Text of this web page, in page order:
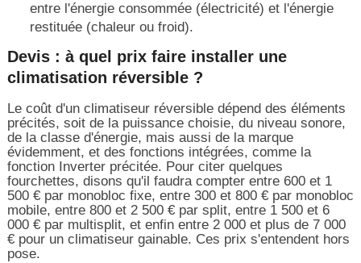
entre l'énergie consommée (électricité) et l'énergie
restituée (chaleur ou froid).
Devis : à quel prix faire installer une
climatisation réversible ?
Le coût d'un climatiseur réversible dépend des éléments
précités, soit de la puissance choisie, du niveau sonore,
de la classe d'énergie, mais aussi de la marque
évidemment, et des fonctions intégrées, comme la
fonction Inverter précitée. Pour citer quelques
fourchettes, disons qu'il faudra compter entre 600 et 1
500 € par monobloc fixe, entre 300 et 800 € par monobloc
mobile, entre 800 et 2 500 € par split, entre 1 500 et 6
000 € par multisplit, et enfin entre 2 000 et plus de 7 000
€ pour un climatiseur gainable. Ces prix s'entendent hors
pose.